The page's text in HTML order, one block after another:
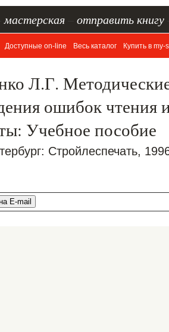
мастерская отправить книгу
Доступные on-line Весь каталог Купить в my-
Л.Г.
ошибок чтения
Учебное пособие
Стройлеспечать,